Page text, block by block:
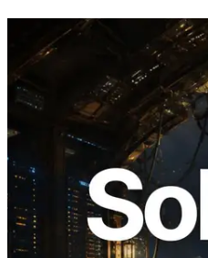
2026.08.05